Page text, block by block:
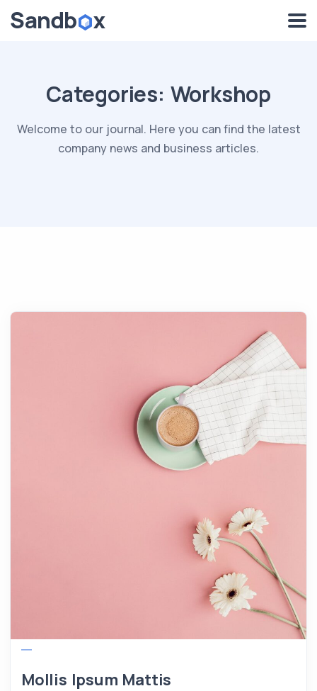
Categories: Workshop
Welcome to our journal. Here you can find the latest
company news and business articles.
Mollis Ipsum Mattis